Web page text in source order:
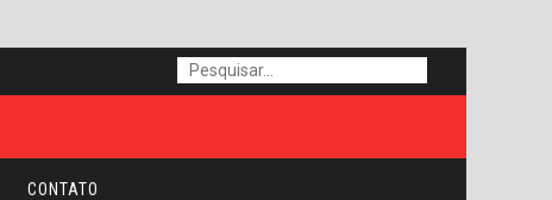
CONTATO